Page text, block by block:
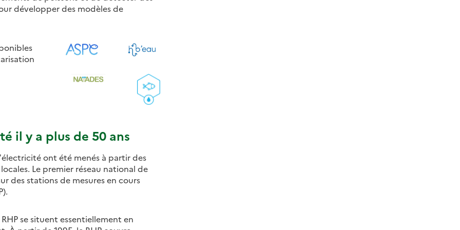
développer des modèles de
il y a plus de 50 ans
ont été menés à partir des
Le premier réseau national de
des stations de mesures en cours
se situent essentiellement en